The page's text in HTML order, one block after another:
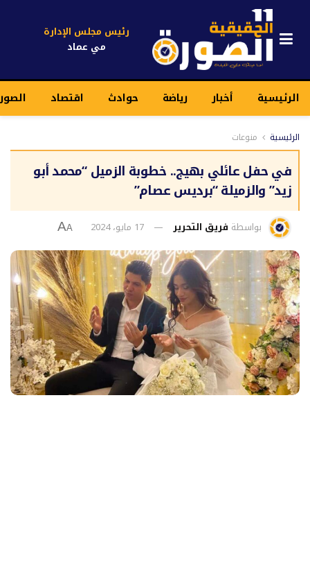
رئيس مجلس الإدارة
مي عماد
الرئيسية أخبار رياضة حوادث اقتصاد
الرئيسية منوعات
في حفل عائلي بهيج.. خطوبة الزميل “محمد أبو
زيد” والزميلة “برديس عصام”
بواسطة فريق التحرير 17 مايو، 2024 A
A